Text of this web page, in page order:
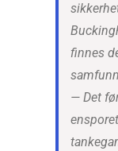
finnes
— Det